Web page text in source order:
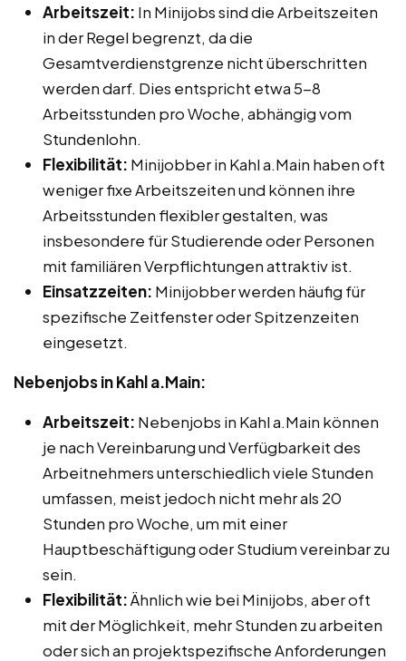
Arbeitszeit: In Minijobs sind die Arbeitszeiten
in der Regel begrenzt, da die
Gesamtverdienstgrenze nicht überschritten
werden darf. Dies entspricht etwa 5-8
Arbeitsstunden pro Woche, abhängig vom
Stundenlohn.
Flexibilität: Minijobber in Kahl a.Main haben oft
weniger fixe Arbeitszeiten und können ihre
Arbeitsstunden flexibler gestalten, was
insbesondere für Studierende oder Personen
mit familiären Verpflichtungen attraktiv ist.
Einsatzzeiten: Minijobber werden häufig für
spezifische Zeitfenster oder Spitzenzeiten
eingesetzt.
Nebenjobs in Kahl a.Main:
Arbeitszeit: Nebenjobs in Kahl a.Main können
je nach Vereinbarung und Verfügbarkeit des
Arbeitnehmers unterschiedlich viele Stunden
umfassen, meist jedoch nicht mehr als 20
Stunden pro Woche, um mit einer
Hauptbeschäftigung oder Studium vereinbar zu
sein.
Flexibilität:Ähnlich wie bei Minijobs, aber oft
mit der Möglichkeit, mehr Stunden zu arbeiten
oder sich an projektspezifische Anforderungen